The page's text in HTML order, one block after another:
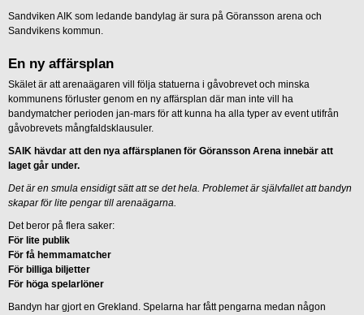
Sandviken AIK som ledande bandylag är sura på Göransson arena och
Sandvikens kommun.
En ny affärsplan
Skälet är att arenaägaren vill följa statuerna i gåvobrevet och minska
kommunens förluster genom en ny affärsplan där man inte vill ha
bandymatcher perioden jan-mars för att kunna ha alla typer av event utifrån
gåvobrevets mångfaldsklausuler.
SAIK hävdar att den nya affärsplanen för Göransson Arena innebär att
laget går under.
Det är en smula ensidigt sätt att se det hela. Problemet är självfallet att bandyn
skapar för lite pengar till arenaägarna.
Det beror på flera saker:
För lite publik
För få hemmamatcher
För billiga biljetter
För höga spelarlöner
Bandyn har gjort en Grekland. Spelarna har fått pengarna medan någon